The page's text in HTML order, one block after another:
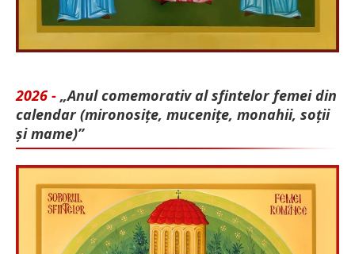
2026 - „Anul comemorativ al sfintelor femei din
calendar (mironosițe, mu­cenițe, monahii, soții
și mame)”